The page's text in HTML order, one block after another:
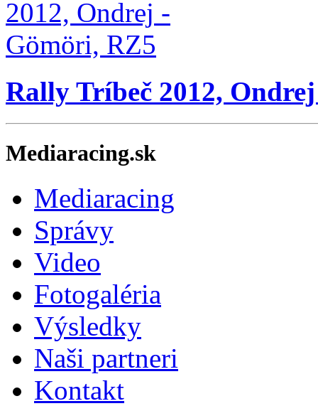
Rally Tríbeč 2012,
Mediaracing.sk
Mediaracing
Správy
Video
Fotogaléria
Výsledky
Naši partneri
Kontakt